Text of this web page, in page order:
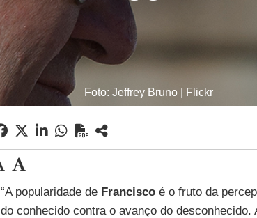
Foto: Jeffrey Bruno | Flickr
“A popularidade de Franciscoé o fruto da
do conhecido contra o avanço do